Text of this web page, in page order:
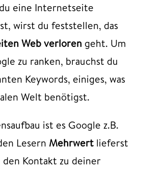
eine Internetseite
wirst du feststellen, das
Web verloren geht. Um
zu ranken, brauchst du
Keywords, einiges, was
Welt benötigst.
ist es Google z.B.
Lesern Mehrwert lieferst
Kontakt zu deiner